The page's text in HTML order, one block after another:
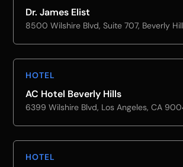
Dr. James Elist
8500 Wilshire Blvd, Suite 707, Beverly
HOTEL
AC Hotel Beverly Hills
6399 Wilshire Blvd, Los Angeles, CA
HOTEL